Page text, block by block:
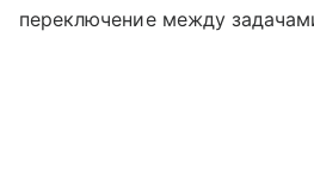
переключение между